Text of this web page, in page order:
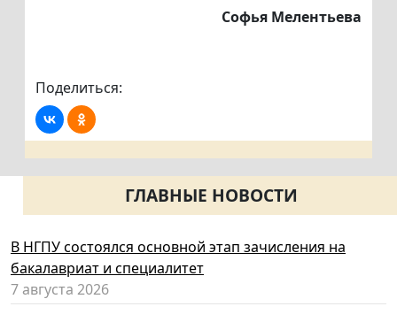
Софья Мелентьева
Поделиться:
ГЛАВНЫЕ НОВОСТИ
В НГПУ состоялся основной этап зачисления на
бакалавриат и специалитет
7 августа 2026